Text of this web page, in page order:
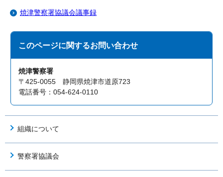
焼津警察署協議会議事録
このページに関するお問い合わせ
焼津警察署
〒425-0055 静岡県焼津市道原723
電話番号：054-624-0110
組織について
警察署協議会